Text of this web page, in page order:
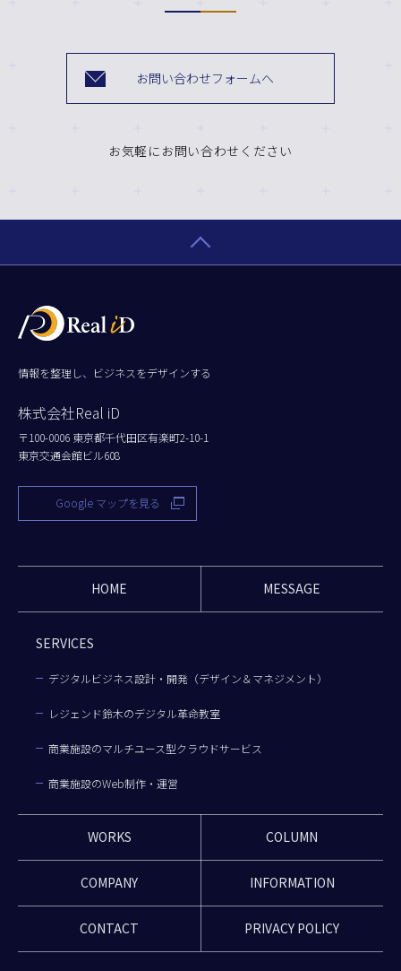
お問い合わせフォームへ
お気軽にお問い合わせください
情報を整理し、ビジネスをデザインする
株式会社Real iD
〒100-0006 東京都千代田区有楽町2-10-1
東京交通会館ビル608
Google マップを見る
HOME MESSAGE
SERVICES
デジタルビジネス設計・開発（デザイン＆マネジメント）
レジェンド鈴木のデジタル革命教室
商業施設のマルチユース型クラウドサービス
商業施設のWeb制作・運営
WORKS COLUMN
COMPANY INFORMATION
CONTACT PRIVACY POLICY